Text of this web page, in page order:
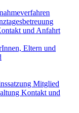
und Anfahrt
Eltern und
Mitglied
Kontakt und